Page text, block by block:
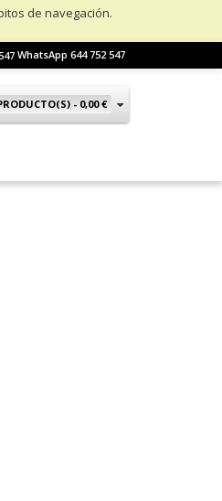
de navegación.
WhatsApp 644 752 547
- 0,00 €